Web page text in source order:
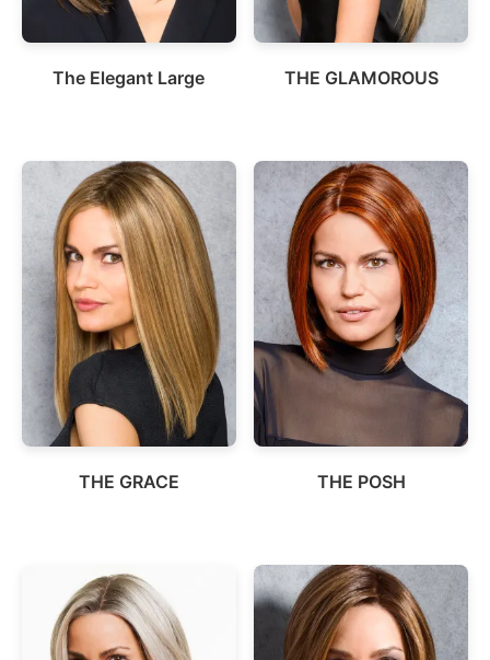
The Elegant Large THE GLAMOROUS
THE GRACE THE POSH